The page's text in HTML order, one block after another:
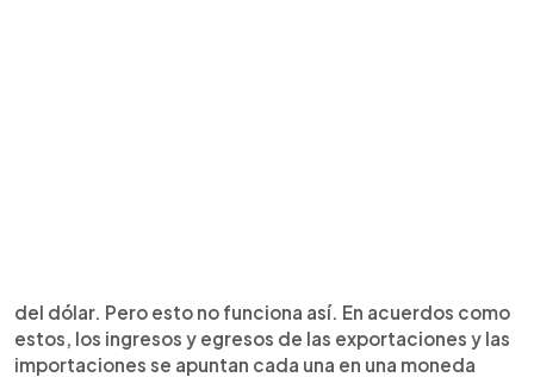
del dólar. Pero esto no funciona así. En acuerdos como
estos, los ingresos y egresos de las exportaciones y las
importaciones se apuntan cada una en una moneda